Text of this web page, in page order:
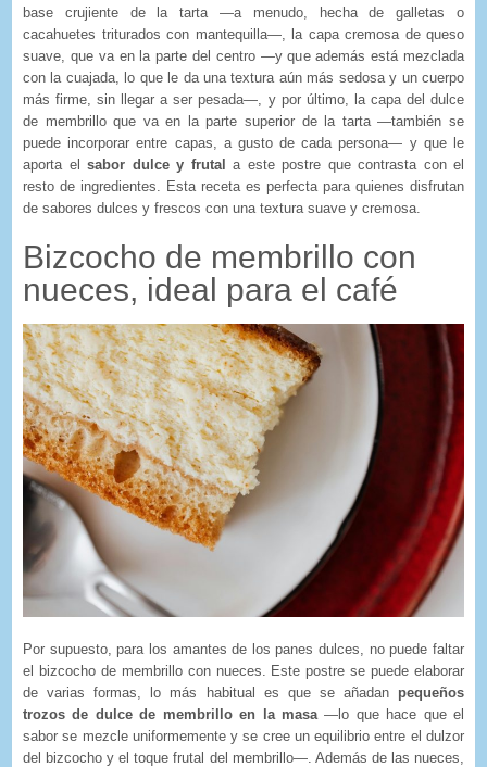
base crujiente de la tarta —a menudo, hecha de galletas o
cacahuetes triturados con mantequilla—, la capa cremosa de queso
suave, que va en la parte del centro —y que además está mezclada
con la cuajada, lo que le da una textura aún más sedosa y un cuerpo
más firme, sin llegar a ser pesada—, y por último, la capa del dulce
de membrillo que va en la parte superior de la tarta —también se
puede incorporar entre capas, a gusto de cada persona— y que le
aporta el sabor dulce y frutal
a este postre que contrasta con el
resto de ingredientes. Esta receta es perfecta para quienes disfrutan
de sabores dulces y frescos con una textura suave y cremosa.
Bizcocho de membrillo con
nueces, ideal para el café
Por supuesto, para los amantes de los panes dulces, no puede faltar
el bizcocho de membrillo con nueces. Este postre se puede elaborar
de varias formas, lo más habitual es que se añadan pequeños
trozos de dulce de membrillo en la masa—lo que hace que el
sabor se mezcle uniformemente y se cree un equilibrio entre el dulzor
del bizcocho y el toque frutal del membrillo—. Además de las nueces,